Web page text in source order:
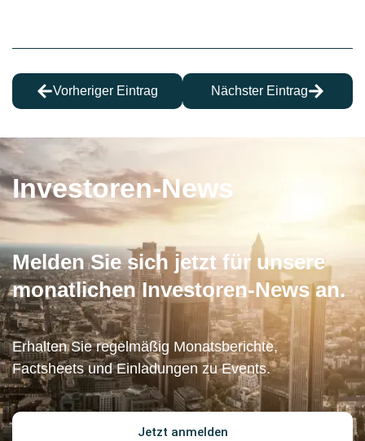
Vorheriger Eintrag Nächster Eintrag
Investoren-News
Melden Sie sich jetzt für unsere
monatlichen Investoren-News an.
Erhalten Sie regelmäßig Monatsberichte,
Factsheets und Einladungen zu Events.
Jetzt anmelden